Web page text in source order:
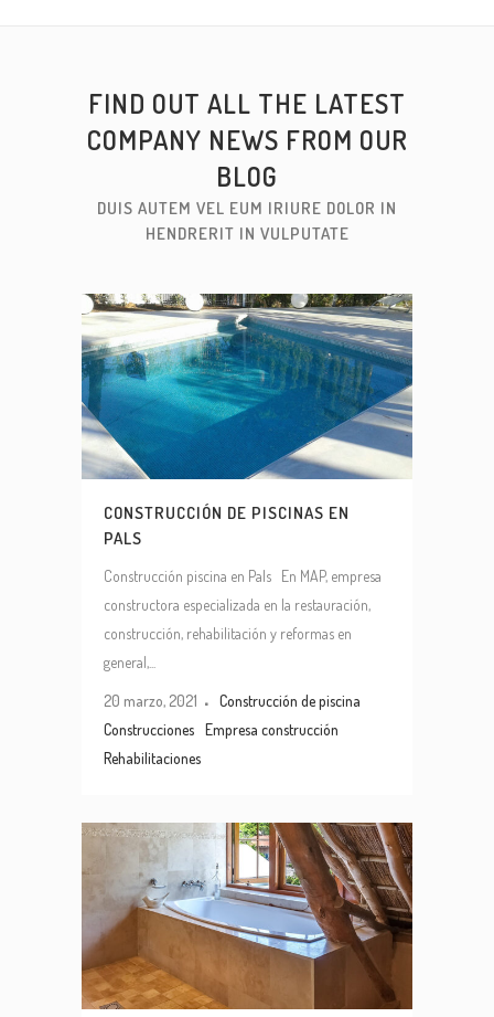
FIND OUT ALL THE LATEST
COMPANY NEWS FROM OUR
BLOG
DUIS AUTEM VEL EUM IRIURE DOLOR IN
HENDRERIT IN VULPUTATE
CONSTRUCCIÓN DE PISCINAS EN
PALS
Construcción piscina en Pals En MAP, empresa
constructora especializada en la restauración,
construcción, rehabilitación y reformas en
general,...
20 marzo, 2021
Construcción de piscina
Construcciones
Empresa construcción
Rehabilitaciones